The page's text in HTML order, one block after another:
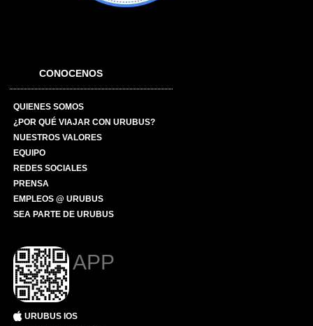
CONOCENOS
QUIENES SOMOS
¿POR QUÉ VIAJAR CON URUBUS?
NUESTROS VALORES
EQUIPO
REDES SOCIALES
PRENSA
EMPLEOS @ URUBUS
SEA PARTE DE URUBUS
APP
URUBUS IOS